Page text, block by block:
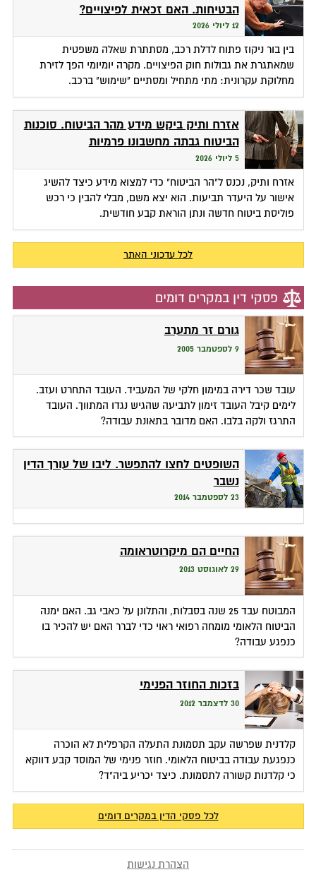
הבטיחות. האם זכאית לפיצויים?
12 ליולי 2026
בין בור ניקוז פתוח לדלת רכב, מסתתרת שאלה משפטית
שמאתגרת את גבולות חוק הפיצויים. מקרה יומיומי הפך לזירת
מחלוקת עקרונית: מתי מתחיל ומסתיים "שימוש" ברכב.
אזרח ותיק ביקש מידע מהר הביטוח. סוכנות
הביטוח גבתה מחשבונו פרמיות
5 ליולי 2026
אזרח ותיק, נכנס ל"הר הביטוח" כדי למצוא מידע כיצד להשיג
אישור על היעדר תביעות. הוא יצא משם, מבלי להבין כי רכש
פוליסת ביטוח חדשה ונתן הוראת קבע חודשית.
לכל עדכוני האתר
פסקי דין במקרים דומים
גורם זר מתערב
9 לספטמבר 2005
עובד שכר דירה במימון חלקי של המעביד. העובד התחרט ועזב.
לימים קיבל העובד זימון לתביעה שהגיש נגדו המתווך. העובד
התרגז ולקה בלבו. האם מדובר בתאונת עבודה?
השופטים לחצו להתפשר. ליבו של עורך הדין
נשבר
23 לספטמבר 2014
החיים הם מיקרוטראומה
29 לאוגוסט 2013
המבוטח עבד 25 שנה בסבלות, והתלונן על כאבי גב. האם ימנה
הביטוח הלאומי מומחה רפואי ראוי כדי לברר האם יש להכיר בו
כנפגע עבודה?
בזכות החוזר הפנימי
30 לדצמבר 2012
קלדנית שפרשה עקב תסמונת התעלה הקרפלית לא הוכרה
כנפגעת עבודה בביטוח הלאומי. חוזר פנימי של המוסד קבע דווקא
כי קלדנות קשורה לתסמונת. כיצד יכריע ביה"ד?
לכל פסקי הדין במקרים דומים
הצהרת נגישות